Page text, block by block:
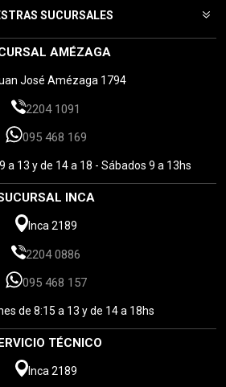
SUCURSALES
AMÉZAGA
José Amézaga 1794
2204 1091
095 468 169
a 13 y de 14 a 18 - Sábados 9 a 13hs
INCA
Inca 2189
2204 0886
095 468 157
de 8:15 a 13 y de 14 a 18hs
TÉCNICO
Inca 2189